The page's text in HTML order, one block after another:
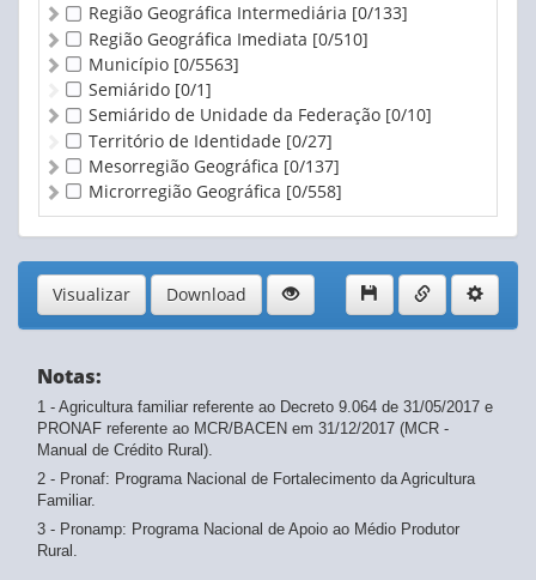
Região Geográfica Intermediária [0/133]
Região Geográfica Imediata [0/510]
Município [0/5563]
Semiárido [0/1]
Semiárido de Unidade da Federação [0/10]
Território de Identidade [0/27]
Mesorregião Geográfica [0/137]
Microrregião Geográfica [0/558]
Visualizar Download
Notas:
1 - Agricultura familiar referente ao Decreto 9.064 de 31/05/2017 e
PRONAF referente ao MCR/BACEN em 31/12/2017 (MCR -
Manual de Crédito Rural).
2 - Pronaf: Programa Nacional de Fortalecimento da Agricultura
Familiar.
3 - Pronamp: Programa Nacional de Apoio ao Médio Produtor
Rural.